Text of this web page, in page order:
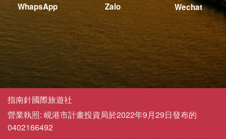
WhapsApp Zalo Wechat
指南針國際旅遊社
營業執照: 峴港市計畫投資局於2022年9月29日發布的
0402166492